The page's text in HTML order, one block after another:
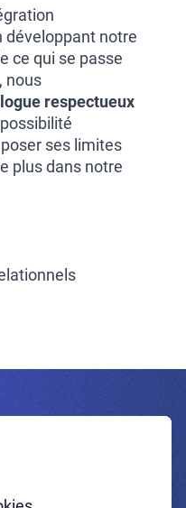
développant notre
ce qui se passe
nous
respectueux
ses limites
plus dans notre